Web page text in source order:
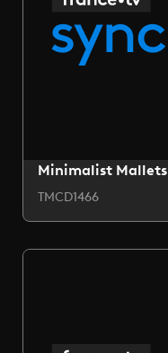
Minimalist Mallets
TMCD1466